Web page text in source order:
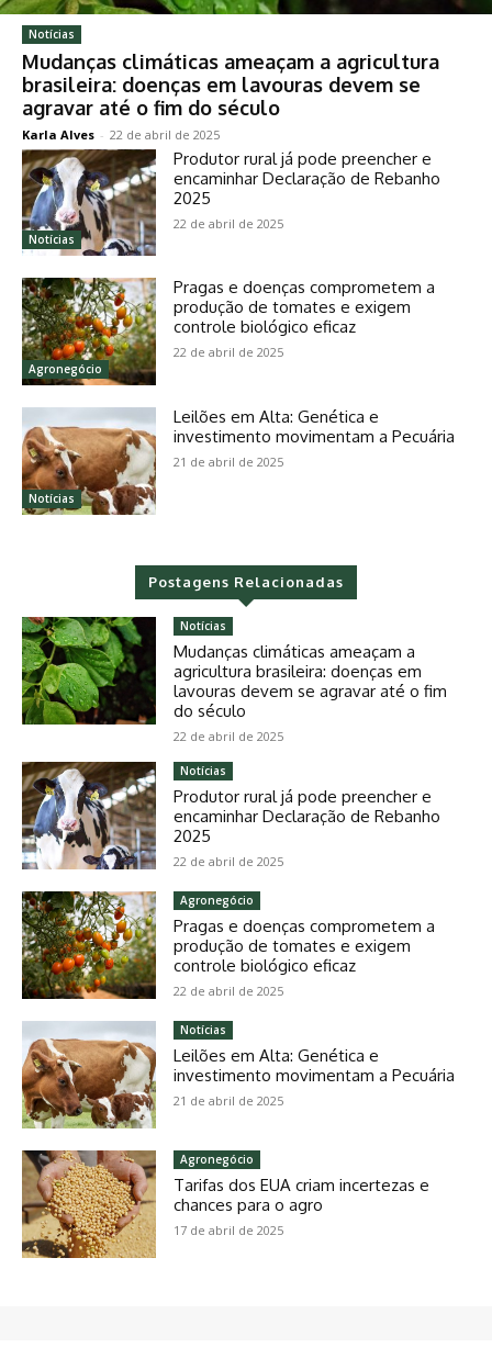
Notícias
Mudanças climáticas ameaçam a agricultura
brasileira: doenças em lavouras devem se
agravar até o fim do século
Karla Alves - 22 de abril de 2025
Notícias
Produtor rural já pode preencher e
encaminhar Declaração de Rebanho
2025
22 de abril de 2025
Agronegócio
Pragas e doenças comprometem a
produção de tomates e exigem
controle biológico eficaz
22 de abril de 2025
Notícias
Leilões em Alta: Genética e
investimento movimentam a Pecuária
21 de abril de 2025
Postagens Relacionadas
Notícias
Mudanças climáticas ameaçam a
agricultura brasileira: doenças em
lavouras devem se agravar até o fim
do século
22 de abril de 2025
Notícias
Produtor rural já pode preencher e
encaminhar Declaração de Rebanho
2025
22 de abril de 2025
Agronegócio
Pragas e doenças comprometem a
produção de tomates e exigem
controle biológico eficaz
22 de abril de 2025
Notícias
Leilões em Alta: Genética e
investimento movimentam a Pecuária
21 de abril de 2025
Agronegócio
Tarifas dos EUA criam incertezas e
chances para o agro
17 de abril de 2025